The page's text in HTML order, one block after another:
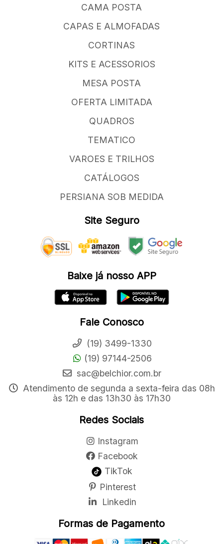
CAMA POSTA
CAPAS E ALMOFADAS
CORTINAS
KITS E ACESSORIOS
MESA POSTA
OFERTA LIMITADA
QUADROS
TEMATICO
VAROES E TRILHOS
CATÁLOGOS
PERSIANA SOB MEDIDA
Site Seguro
Baixe já nosso APP
Fale Conosco
(19) 3499-1330
(19) 97144-2506
sac@belchior.com.br
Atendimento de segunda a sexta-feira das 08h
às 12h e das 13h30 às 17h30
Redes Sociais
Instagram
Facebook
TikTok
Pinterest
Linkedin
Formas de Pagamento